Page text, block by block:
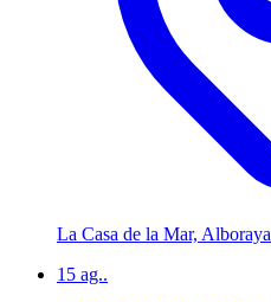
La Casa de la Mar, Alboraya
15 ag..